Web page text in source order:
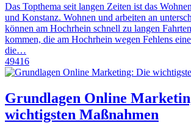
Das Topthema seit langen Zeiten ist das
und Konstanz. Wohnen und arbeiten an
können am Hochrhein schnell zu langen
kommen, die am Hochrhein wegen Fehlens
die…
49416
Grundlagen Online
wichtigsten Maßnahmen